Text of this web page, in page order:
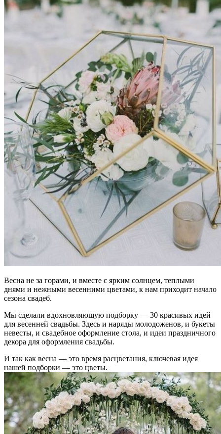
Весна не за горами, и вместе с ярким солнцем, теплыми
днями и нежными весенними цветами, к нам приходит начало
сезона свадеб.
Мы сделали вдохновляющую подборку — 30 красивых идей
для весенней свадьбы. Здесь и наряды молодоженов, и букеты
невесты, и свадебное оформление стола, и идеи праздничного
декора для оформления свадьбы.
И так как весна — это время расцветания, ключевая идея
нашей подборки — это цветы.